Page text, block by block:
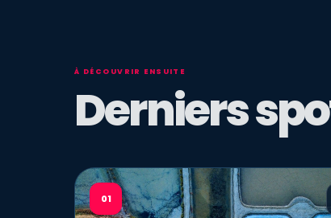
À DÉCOUVRIR ENSUITE
Derniers
01